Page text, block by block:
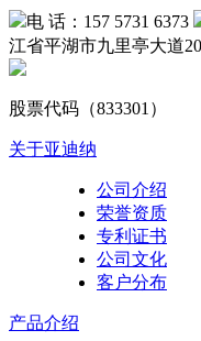
电 话：157 5731 6373
江省平湖市九里亭大道
股票代码（833301）
关于亚迪纳
公司介绍
荣誉资质
专利证书
公司文化
客户分布
产品介绍